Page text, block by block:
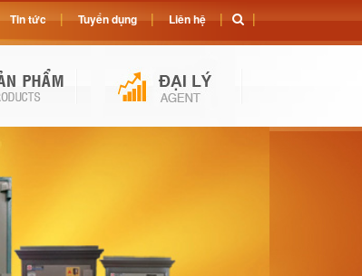
Tin tức Tuyển dụng Liên hệ